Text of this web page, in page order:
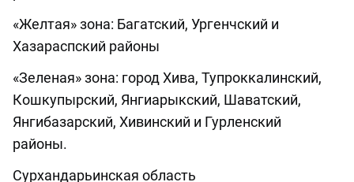
«Желтая» зона: Багатский, Ургенчский и
Хазараспский районы
«Зеленая» зона: город Хива, Тупроккалинский,
Кошкупырский, Янгиарыкский, Шаватский,
Янгибазарский, Хивинский и Гурленский
районы.
Сурхандарьинская область